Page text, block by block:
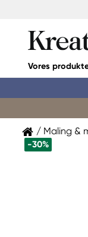
Vores
Maling &
-30%